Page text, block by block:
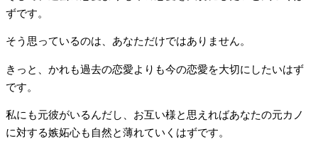
ずです。
そう思っているのは、あなただけではありません。
きっと、かれも過去の恋愛よりも今の恋愛を大切にしたいはず
です。
私にも元彼がいるんだし、お互い様と思えればあなたの元カノ
に対する嫉妬心も自然と薄れていくはずです。